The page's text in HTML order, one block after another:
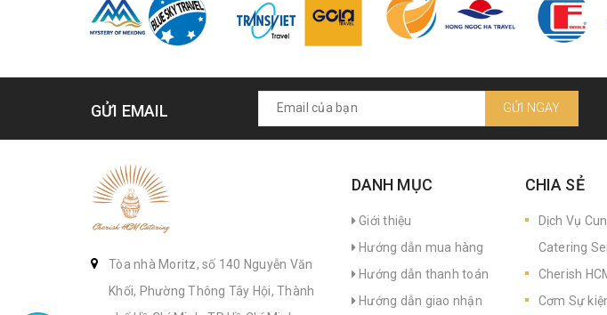
GỬI EMAIL GỬI NGAY
Tòa nhà Moritz, số 140 Nguyễn Văn
Khối, Phường Thông Tây Hội, Thành
DANH MỤC
Giới thiệu
Hướng dẫn mua hàng
Hướng dẫn thanh toán
Hướng dẫn giao nhận
CHIA SẺ
Dịch Vụ
Catering
Cherish
Cơm Sự